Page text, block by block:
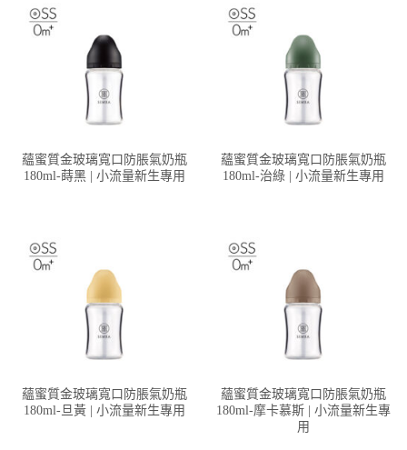
蘊蜜質金玻璃寬口防脹氣奶瓶
180ml-蒔黑 | 小流量新生專用
蘊蜜質金玻璃寬口防脹氣奶瓶
180ml-治綠 | 小流量新生專用
蘊蜜質金玻璃寬口防脹氣奶瓶
180ml-旦黃 | 小流量新生專用
蘊蜜質金玻璃寬口防脹氣奶瓶
180ml-摩卡慕斯 | 小流量新生專
用